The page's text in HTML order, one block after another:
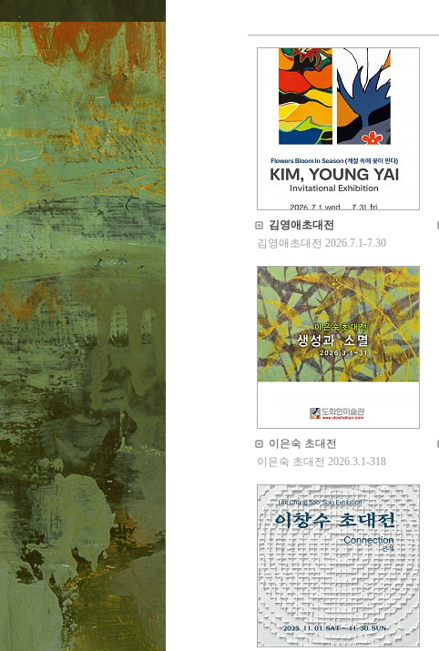
김영애초대전
김영애초대전 2026.7.1-7.30
이은숙 초대전
이은숙 초대전 2026.3.1-318